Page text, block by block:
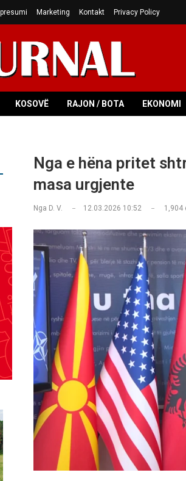
Marketing Kontakt Privacy Policy
KOSOVË RAJON / BOTA EKONOMI
Nga e hëna pritet
masa urgjente
Nga D. V. 12.03.2026 10:52 1,904